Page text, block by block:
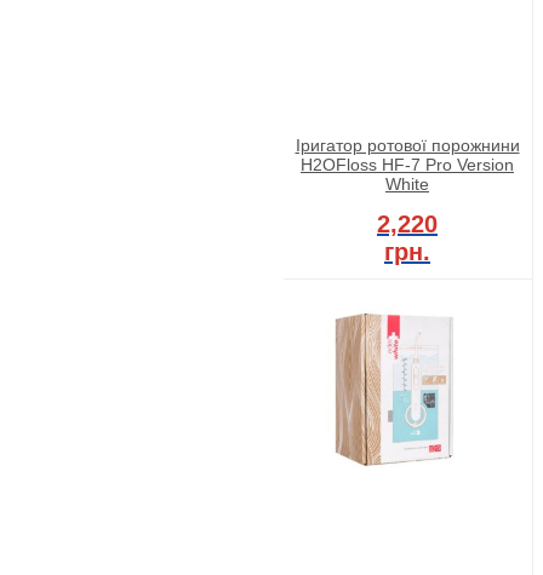
Іригатор ротової порожнини
H2OFloss HF-7 Pro Version
White
2,220
грн.